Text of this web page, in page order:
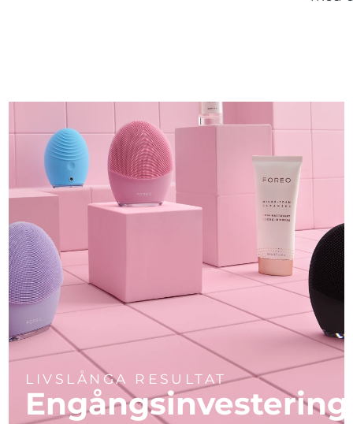
LIVSLÅNGA RESULTAT
Engångsinvestering